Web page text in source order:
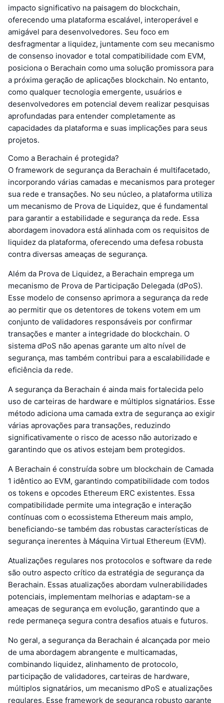
impacto significativo na paisagem do blockchain,
oferecendo uma plataforma escalável, interoperável e
amigável para desenvolvedores. Seu foco em
desfragmentar a liquidez, juntamente com seu mecanismo
de consenso inovador e total compatibilidade com EVM,
posiciona o Berachain como uma solução promissora para
a próxima geração de aplicações blockchain. No entanto,
como qualquer tecnologia emergente, usuários e
desenvolvedores em potencial devem realizar pesquisas
aprofundadas para entender completamente as
capacidades da plataforma e suas implicações para seus
projetos.
Como a Berachain é protegida?
O framework de segurança da Berachain é multifacetado,
incorporando várias camadas e mecanismos para proteger
sua rede e transações. No seu núcleo, a plataforma utiliza
um mecanismo de Prova de Liquidez, que é fundamental
para garantir a estabilidade e segurança da rede. Essa
abordagem inovadora está alinhada com os requisitos de
liquidez da plataforma, oferecendo uma defesa robusta
contra diversas ameaças de segurança.
Além da Prova de Liquidez, a Berachain emprega um
mecanismo de Prova de Participação Delegada (dPoS).
Esse modelo de consenso aprimora a segurança da rede
ao permitir que os detentores de tokens votem em um
conjunto de validadores responsáveis por confirmar
transações e manter a integridade do blockchain. O
sistema dPoS não apenas garante um alto nível de
segurança, mas também contribui para a escalabilidade e
eficiência da rede.
A segurança da Berachain é ainda mais fortalecida pelo
uso de carteiras de hardware e múltiplos signatários. Esse
método adiciona uma camada extra de segurança ao exigir
várias aprovações para transações, reduzindo
significativamente o risco de acesso não autorizado e
garantindo que os ativos estejam bem protegidos.
A Berachain é construída sobre um blockchain de Camada
1 idêntico ao EVM, garantindo compatibilidade com todos
os tokens e opcodes Ethereum ERC existentes. Essa
compatibilidade permite uma integração e interação
contínuas com o ecossistema Ethereum mais amplo,
beneficiando-se também das robustas características de
segurança inerentes à Máquina Virtual Ethereum (EVM).
Atualizações regulares nos protocolos e software da rede
são outro aspecto crítico da estratégia de segurança da
Berachain. Essas atualizações abordam vulnerabilidades
potenciais, implementam melhorias e adaptam-se a
ameaças de segurança em evolução, garantindo que a
rede permaneça segura contra desafios atuais e futuros.
No geral, a segurança da Berachain é alcançada por meio
de uma abordagem abrangente e multicamadas,
combinando liquidez, alinhamento de protocolo,
participação de validadores, carteiras de hardware,
múltiplos signatários, um mecanismo dPoS e atualizações
regulares. Esse framework de segurança robusto garante